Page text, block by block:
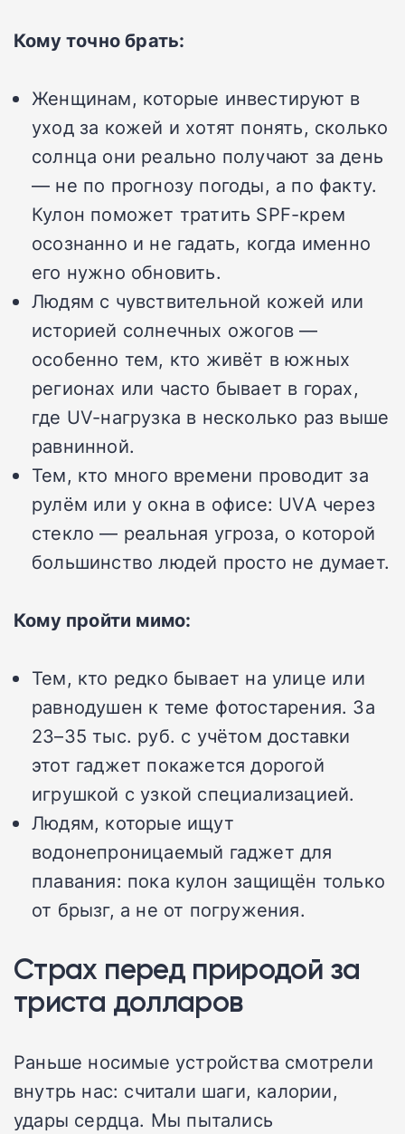
Кому точно брать:
Женщинам, которые инвестируют в
уход за кожей и хотят понять, сколько
солнца они реально получают за день
— не по прогнозу погоды, а по факту.
Кулон поможет тратить SPF-крем
осознанно и не гадать, когда именно
его нужно обновить.
Людям с чувствительной кожей или
историей солнечных ожогов —
особенно тем, кто живёт в южных
регионах или часто бывает в горах,
где UV-нагрузка в несколько раз выше
равнинной.
Тем, кто много времени проводит за
рулём или у окна в офисе: UVA через
стекло — реальная угроза, о которой
большинство людей просто не думает.
Кому пройти мимо:
Тем, кто редко бывает на улице или
равнодушен к теме фотостарения. За
23–35 тыс. руб. с учётом доставки
этот гаджет покажется дорогой
игрушкой с узкой специализацией.
Людям, которые ищут
водонепроницаемый гаджет для
плавания: пока кулон защищён только
от брызг, а не от погружения.
Страх перед природой за
триста долларов
Раньше носимые устройства смотрели
внутрь нас: считали шаги, калории,
удары сердца. Мы пытались